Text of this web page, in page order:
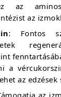
az
az
: Fontos
a
az edzések
az